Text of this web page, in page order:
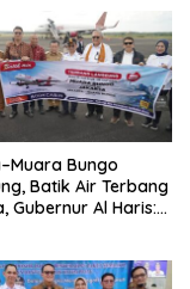
Bungo
Batik Air Terbang
Gubernur Al Haris: